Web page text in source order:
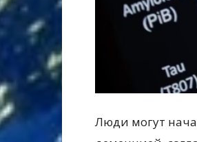
Люди могут